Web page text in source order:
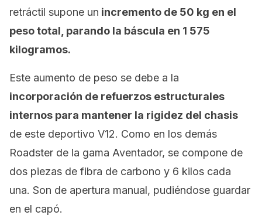
retráctil supone un incremento de 50 kg en el
peso total, parando la báscula en 1 575
kilogramos.
Este aumento de peso se debe a la
incorporación de refuerzos estructurales
internos para mantener la rigidez del chasis
de este deportivo V12. Como en los demás
Roadster de la gama Aventador, se compone de
dos piezas de fibra de carbono y 6 kilos cada
una. Son de apertura manual, pudiéndose guardar
en el capó.